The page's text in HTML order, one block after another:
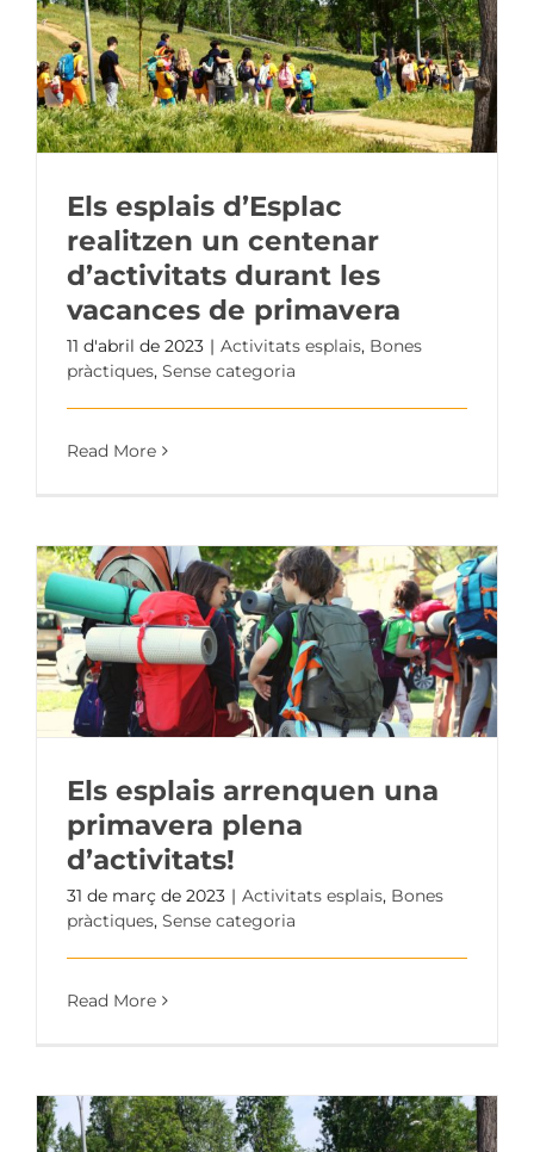
Els esplais d’Esplac
realitzen un centenar
d’activitats durant les
vacances de primavera
11 d'abril de 2023 | Activitats esplais, Bones
pràctiques, Sense categoria
Read More
Els esplais arrenquen una
primavera plena
d’activitats!
31 de març de 2023 | Activitats esplais, Bones
pràctiques, Sense categoria
Read More